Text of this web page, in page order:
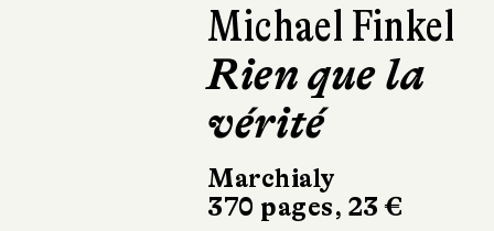
Emmanuel
Sur la route
la Loire
Stock
266 pages, 20,90 €